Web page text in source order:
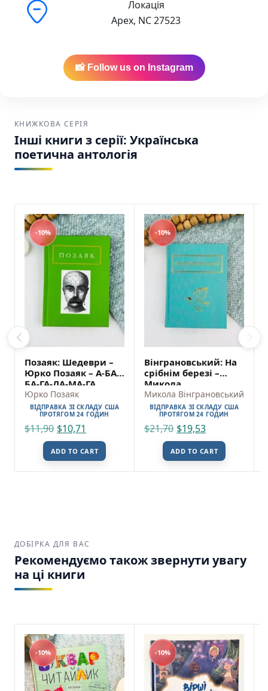
Локація
Apex, NC 27523
📸 Follow us on Instagram
КНИЖКОВА СЕРІЯ
Інші книги з серії: Українська
поетична антологія
-10%
Позаяк: Шедеври –
Юрко Позаяк – А-БА-
БА-ГА-ЛА-МА-ГА
Юрко Позаяк
ВІДПРАВКА ЗІ СКЛАДУ США
ПРОТЯГОМ 24 ГОДИН
$11,90 $10,71
ADD TO CART
-10%
Вінграновський: На
срібнім березі –
Микола
Вінграновський – А-
БА-БА-ГА-ЛА-МА-ГА
Микола Вінграновський
ВІДПРАВКА ЗІ СКЛАДУ США
ПРОТЯГОМ 24 ГОДИН
$21,70 $19,53
ADD TO CART
ДОБІРКА ДЛЯ ВАС
Рекомендуємо також звернути увагу
на ці книги
-10% -10%